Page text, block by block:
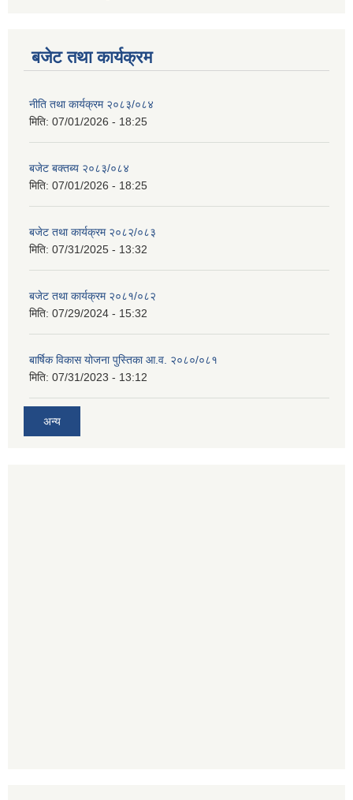
बजेट तथा कार्यक्रम
नीति तथा कार्यक्रम २०८३/०८४
मिति: 07/01/2026 - 18:25
बजेट बक्तब्य २०८३/०८४
मिति: 07/01/2026 - 18:25
बजेट तथा कार्यक्रम २०८२/०८३
मिति: 07/31/2025 - 13:32
बजेट तथा कार्यक्रम २०८१/०८२
मिति: 07/29/2024 - 15:32
बार्षिक विकास योजना पुस्तिका आ.व. २०८०/०८१
मिति: 07/31/2023 - 13:12
अन्य